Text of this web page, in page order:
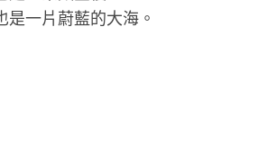
一片蔚藍的大海。